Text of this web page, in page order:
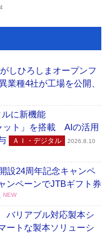
しひろしまオープンフ
業種4社が工場を公開、
に新機能
ット」を搭載 AIの活用
ＡＩ・デジタル
2026.8.10
設24周年記念キャンペ
ンペーンでJTBギフト券
NEW
バリアブル対応製本シ
ートな製本ソリューシ